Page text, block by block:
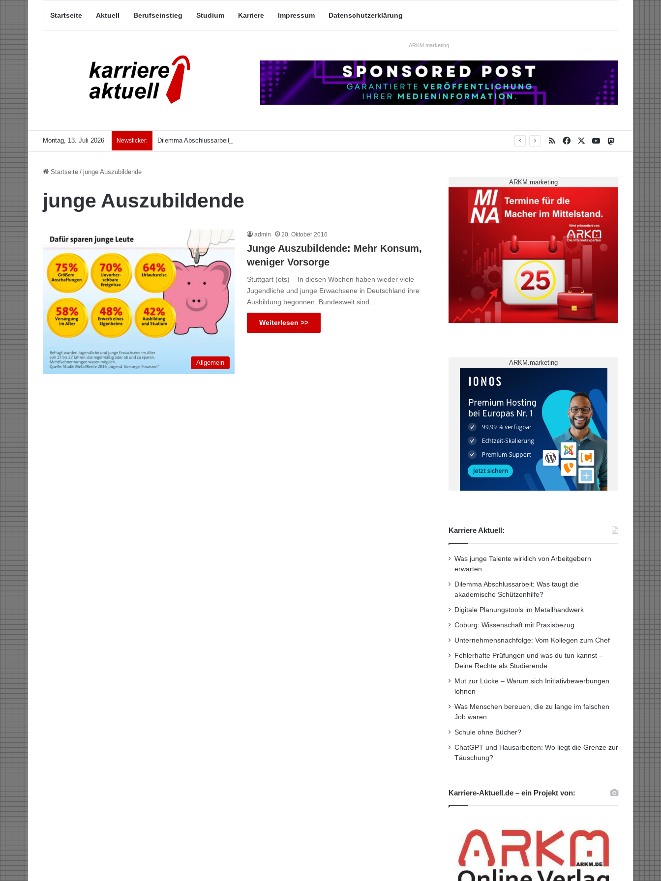
Startseite Aktuell Berufseinstieg Studium Karriere Impressum Datenschutzerklärung
ARKM.marketing
Montag, 13. Juli 2026 Newsticker: Dilemma Abschlussarbeit: Was taugt die akademische Schützenhilfe? RSS Facebook YouTubeMastodon
Startseite / junge Auszubildende
junge Auszubildende
Allgemein
admin 20. Oktober 2016
Junge Auszubildende: Mehr Konsum,
weniger Vorsorge
Stuttgart (ots) – In diesen Wochen haben wieder viele
Jugendliche und junge Erwachsene in Deutschland ihre
Ausbildung begonnen. Bundesweit sind…
Weiterlesen >>
ARKM.marketing
ARKM.marketing
Karriere Aktuell:
Was junge Talente wirklich von Arbeitgebern
erwarten
Dilemma Abschlussarbeit: Was taugt die
akademische Schützenhilfe?
Digitale Planungstools im Metallhandwerk
Coburg: Wissenschaft mit Praxisbezug
Unternehmensnachfolge: Vom Kollegen zum Chef
Fehlerhafte Prüfungen und was du tun kannst –
Deine Rechte als Studierende
Mut zur Lücke – Warum sich Initiativbewerbungen
lohnen
Was Menschen bereuen, die zu lange im falschen
Job waren
Schule ohne Bücher?
ChatGPT und Hausarbeiten: Wo liegt die Grenze zur
Täuschung?
Karriere-Aktuell.de – ein Projekt von: